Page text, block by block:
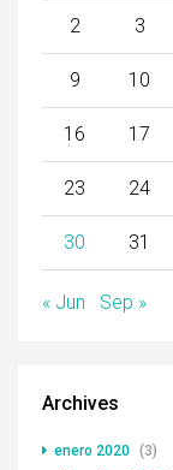
2 3
9 10
16 17
23 24
30 31
« Jun Sep »
Archives
enero 2020 (3)